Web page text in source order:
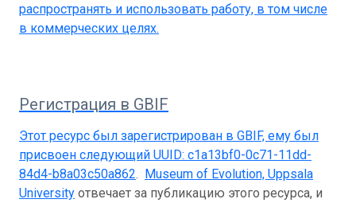
распространять и использовать работу, в том числе
в коммерческих целях.
Регистрация в GBIF
Этот ресурс был зарегистрирован в GBIF, ему был
присвоен следующий UUID: c1a13bf0-0c71-11dd-
84d4-b8a03c50a862. Museum of Evolution, Uppsala
University отвечает за публикацию этого ресурса, и